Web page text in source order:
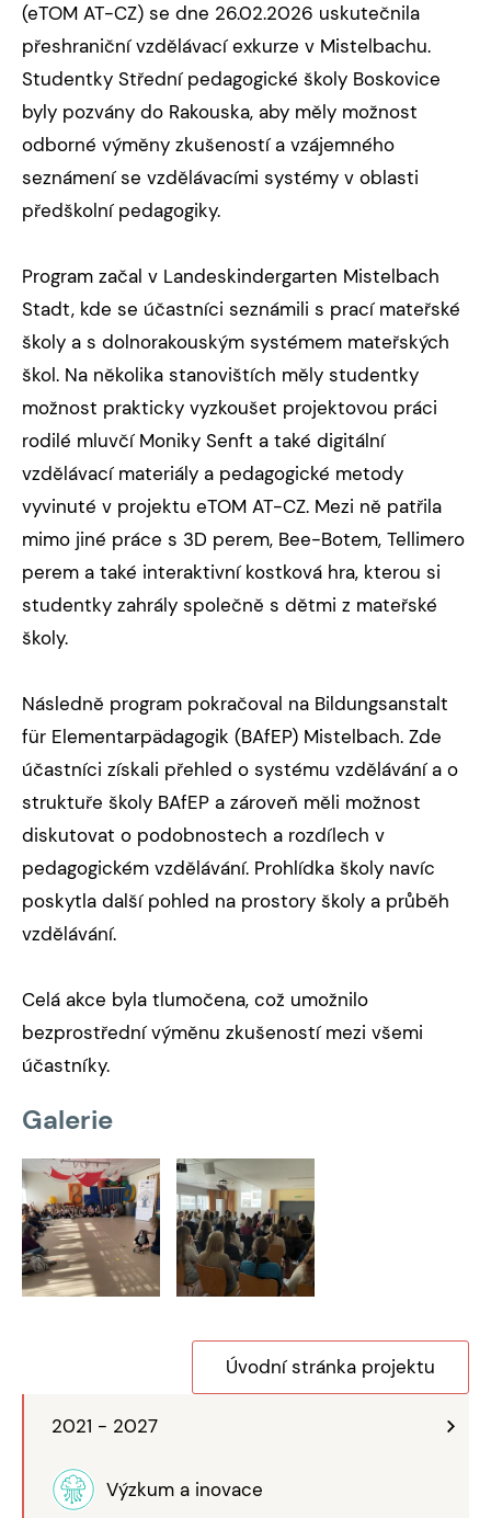
2021 - 2027
Výzkum a inovace
(eTOM AT-CZ) se dne 26.02.2026 uskutečnila
přeshraniční vzdělávací exkurze v Mistelbachu.
Studentky Střední pedagogické školy Boskovice
byly pozvány do Rakouska, aby měly možnost
odborné výměny zkušeností a vzájemného
seznámení se vzdělávacími systémy v oblasti
předškolní pedagogiky.
Program začal v Landeskindergarten Mistelbach
Stadt, kde se účastníci seznámili s prací mateřské
školy a s dolnorakouským systémem mateřských
škol. Na několika stanovištích měly studentky
možnost prakticky vyzkoušet projektovou práci
rodilé mluvčí Moniky Senft a také digitální
vzdělávací materiály a pedagogické metody
vyvinuté v projektu eTOM AT-CZ. Mezi ně patřila
mimo jiné práce s 3D perem, Bee-Botem, Tellimero
perem a také interaktivní kostková hra, kterou si
studentky zahrály společně s dětmi z mateřské
školy.
Následně program pokračoval na Bildungsanstalt
für Elementarpädagogik (BAfEP) Mistelbach. Zde
účastníci získali přehled o systému vzdělávání a o
struktuře školy BAfEP a zároveň měli možnost
diskutovat o podobnostech a rozdílech v
pedagogickém vzdělávání. Prohlídka školy navíc
poskytla další pohled na prostory školy a průběh
vzdělávání.
Celá akce byla tlumočena, což umožnilo
bezprostřední výměnu zkušeností mezi všemi
účastníky.
Galerie
Úvodní stránka projektu